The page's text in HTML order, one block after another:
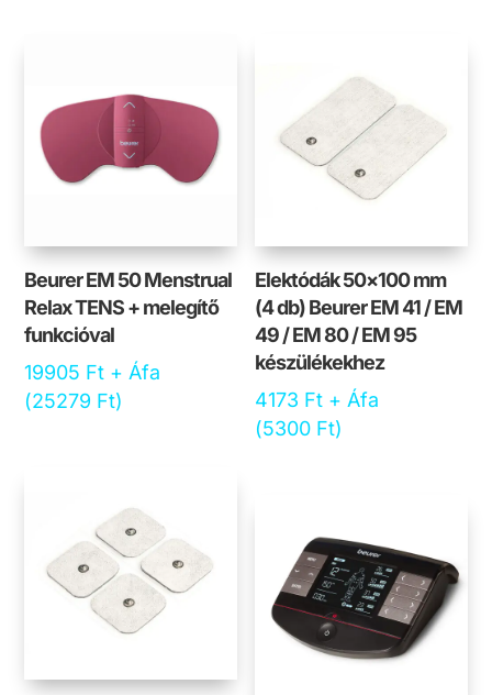
Beurer EM 50 Menstrual
Relax TENS + melegítő
funkcióval
19905 Ft + Áfa
(25279 Ft)
Elektódák 50×100 mm
(4 db) Beurer EM 41 / EM
49 / EM 80 / EM 95
készülékekhez
4173 Ft + Áfa
(5300 Ft)